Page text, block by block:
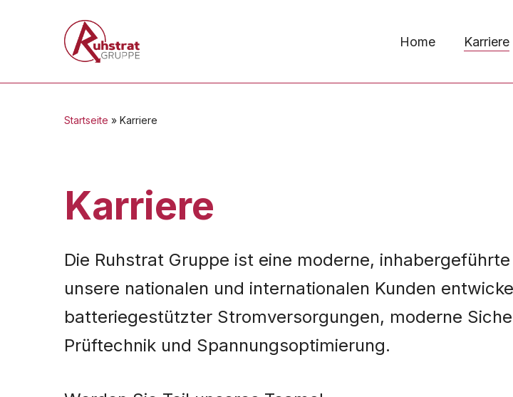
Home Karriere
Startseite » Karriere
Karriere
Die Ruhstrat Gruppe ist eine moderne,
unsere nationalen und internationalen Kunden
batteriegestützter Stromversorgungen, moderne
Prüftechnik und Spannungsoptimierung.